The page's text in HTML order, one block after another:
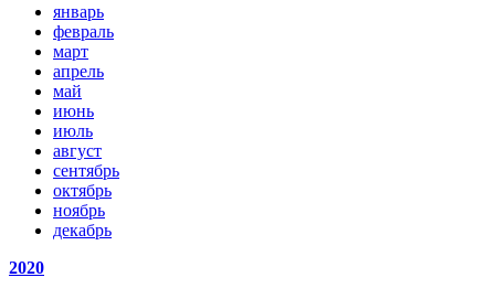
январь
февраль
март
апрель
май
июнь
июль
август
сентябрь
октябрь
ноябрь
декабрь
2020